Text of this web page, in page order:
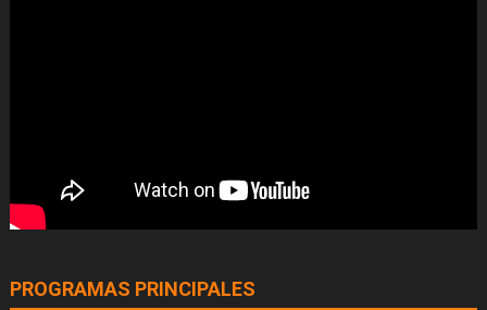
PROGRAMAS PRINCIPALES